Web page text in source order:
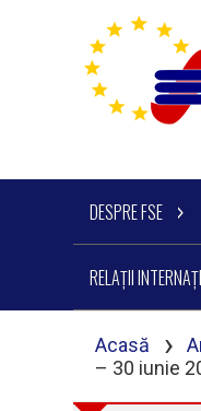
DESPRE FSE
RELAȚII
Acasă ›
– 30 iunie